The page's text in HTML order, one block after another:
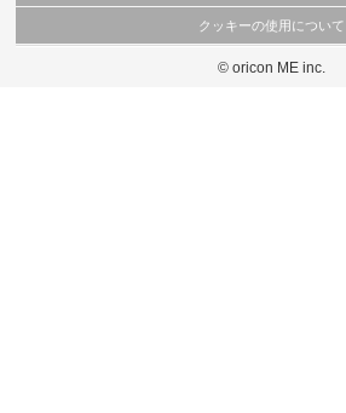
これらの情報を権利者の許可なく無断転載・複製などの
当サイトに掲載している内容はすべてサービスの利用者
弊社の見解・ 意見ではないことをご理解いただいた上でご
クッキーの使用について
このサイトでは Cookie を使用して、ユーザーに合わせた
© oricon ME inc.